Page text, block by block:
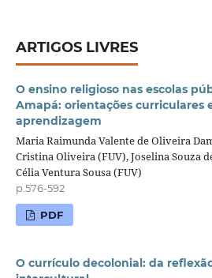
ARTIGOS LIVRES
O ensino religioso nas escolas
Amapá: orientações curriculares
aprendizagem
Maria Raimunda Valente de Oliveira
Cristina Oliveira (FUV), Joselina Souza
Célia Ventura Sousa (FUV)
p.576-592
PDF
O currículo decolonial: da